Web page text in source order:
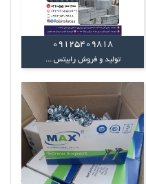
09125409818
تولید و فروش رابیتس ...